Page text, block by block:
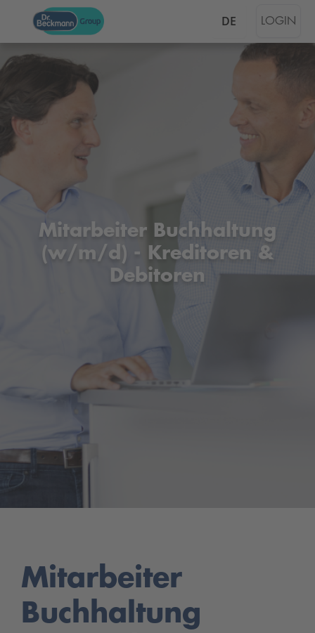
DE LOGIN
Mitarbeiter Buchhaltung
(w/m/d) - Kreditoren &
Debitoren
Mitarbeiter
Buchhaltung